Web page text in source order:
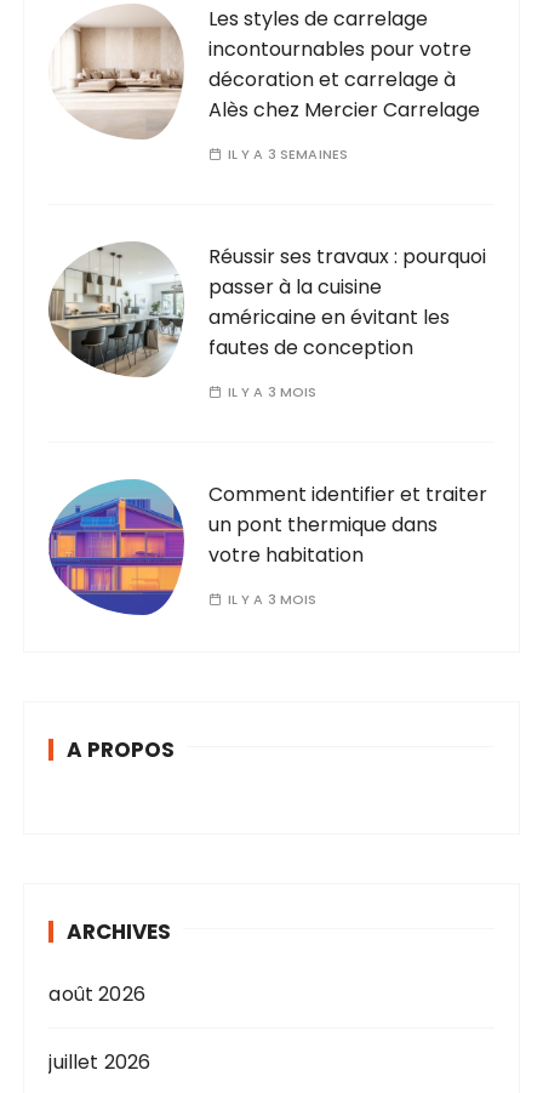
Les styles de carrelage
incontournables pour votre
décoration et carrelage à
Alès chez Mercier Carrelage
IL Y A 3 SEMAINES
Réussir ses travaux : pourquoi
passer à la cuisine
américaine en évitant les
fautes de conception
IL Y A 3 MOIS
Comment identifier et traiter
un pont thermique dans
votre habitation
IL Y A 3 MOIS
A PROPOS
ARCHIVES
août 2026
juillet 2026